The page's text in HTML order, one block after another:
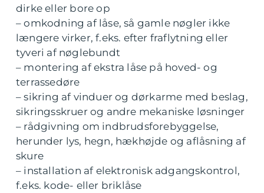
dirke eller bore op
– omkodning af låse, så gamle nøgler ikke
længere virker, f.eks. efter fraflytning eller
tyveri af nøglebundt
– montering af ekstra låse på hoved- og
terrassedøre
– sikring af vinduer og dørkarme med beslag,
sikringsskruer og andre mekaniske løsninger
– rådgivning om indbrudsforebyggelse,
herunder lys, hegn, hækhøjde og aflåsning af
skure
– installation af elektronisk adgangskontrol,
f.eks. kode- eller briklåse